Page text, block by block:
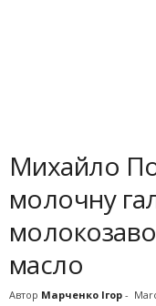
Михайло
молочну
масло
Автор Марченко Ігор -